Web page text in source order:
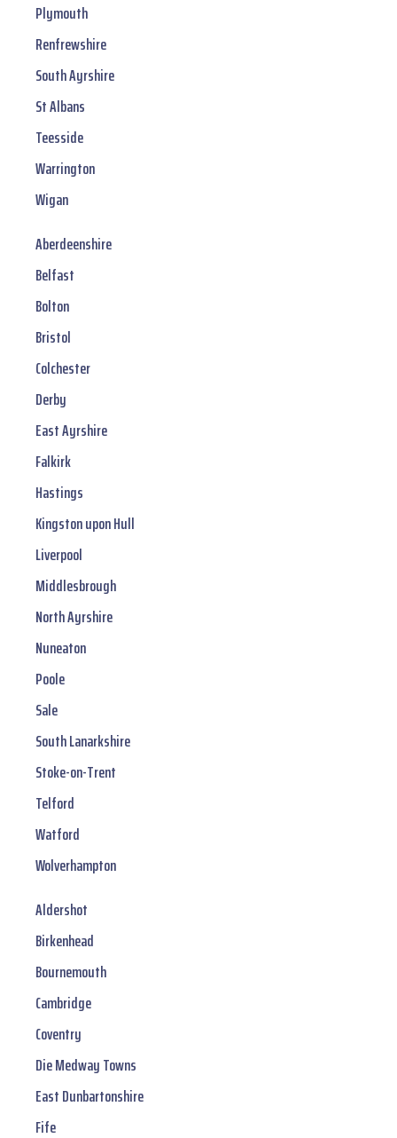
Plymouth
Renfrewshire
South Ayrshire
St Albans
Teesside
Warrington
Wigan
Aberdeenshire
Belfast
Bolton
Bristol
Colchester
Derby
East Ayrshire
Falkirk
Hastings
Kingston upon Hull
Liverpool
Middlesbrough
North Ayrshire
Nuneaton
Poole
Sale
South Lanarkshire
Stoke-on-Trent
Telford
Watford
Wolverhampton
Aldershot
Birkenhead
Bournemouth
Cambridge
Coventry
Die Medway Towns
East Dunbartonshire
Fife